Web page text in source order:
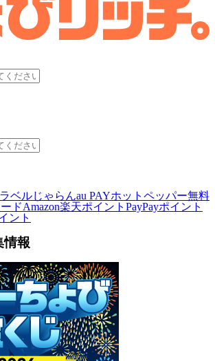
ベルじゃらんau PAYホットペッパー無料
ドAmazon楽天ポイント PayPayポイント
ント
情報